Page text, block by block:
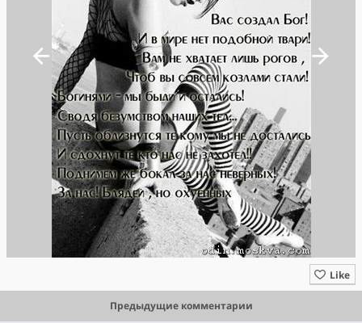
Like
Предыдущие комментарии